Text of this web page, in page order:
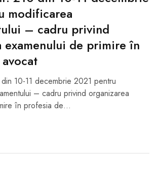
modificarea
– cadru privind
examenului de primire în
10-11 decembrie 2021 pentru
– cadru privind organizarea
în profesia de…